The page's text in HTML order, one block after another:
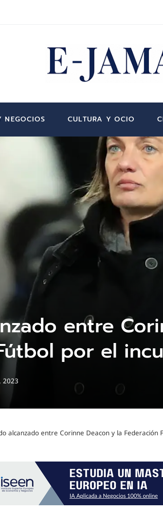
NEGOCIOS CULTURA Y OCIO
entre
por el
2023
alcanzado entre Corinne Deacon y la